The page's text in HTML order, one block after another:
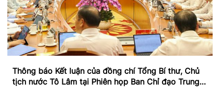
Thông báo Kết luận của đồng chí Tổng Bí thư, Chủ
tịch nước Tô Lâm tại Phiên họp Ban Chỉ đạo Trung